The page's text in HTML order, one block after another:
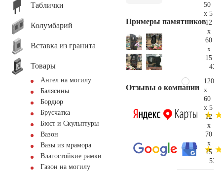
Таблички
Колумбарий
Вставка из гранита
Товары
Ангел на могилу
Балясины
Бордюр
Брусчатка
Бюст и Скульптуры
Вазон
Вазы из мрамора
Влагостойкие рамки
Газон на могилу
Примеры памятников
Отзывы о компании
50
x 5
12
x
60
x
15
120
x
60
x 5
12
x
70
x
15